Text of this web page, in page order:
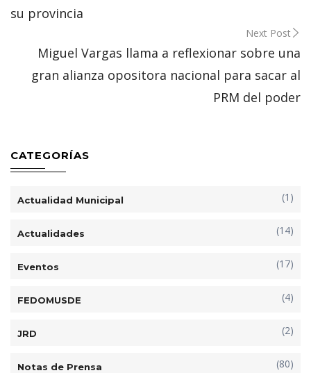
su provincia
Next Post
Miguel Vargas llama a reflexionar sobre una
gran alianza opositora nacional para sacar al
PRM del poder
CATEGORÍAS
Actualidad Municipal (1)
Actualidades (14)
Eventos (17)
FEDOMUSDE (4)
JRD (2)
Notas de Prensa (80)